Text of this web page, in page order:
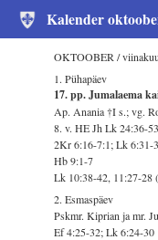
Kalender
OKTOOBER / viinakuu
1. Pühapäev
17. pp. Jumalaema
Ap. Anania †I s.; vg.
8. v. HE Jh Lk 24:36-53
2Kr 6:16-7:1; Lk 6:31-
Hb 9:1-7
Lk 10:38-42, 11:27-28
2. Esmaspäev
Pskmr. Kiprian ja mr.
Ef 4:25-32; Lk 6:24-30